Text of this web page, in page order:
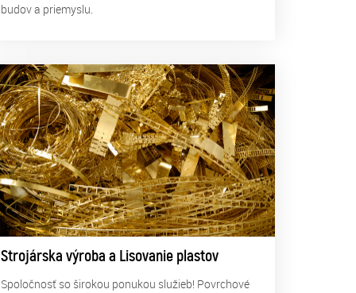
budov a priemyslu.
Strojárska výroba a Lisovanie plastov
Spoločnosť so širokou ponukou služieb! Povrchové